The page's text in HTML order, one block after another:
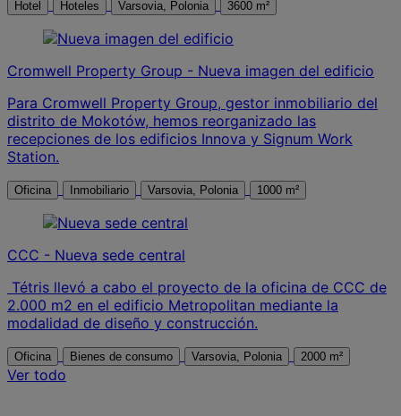
Hotel Hoteles Varsovia, Polonia 3600 m²
Cromwell Property Group - Nueva imagen del edificio
Para Cromwell Property Group, gestor inmobiliario del
distrito de Mokotów, hemos reorganizado las
recepciones de los edificios Innova y Signum Work
Station.
Oficina Inmobiliario Varsovia, Polonia 1000 m²
CCC - Nueva sede central
Tétris llevó a cabo el proyecto de la oficina de CCC de
2.000 m2 en el edificio Metropolitan mediante la
modalidad de diseño y construcción.
Oficina Bienes de consumo Varsovia, Polonia 2000 m²
Ver todo